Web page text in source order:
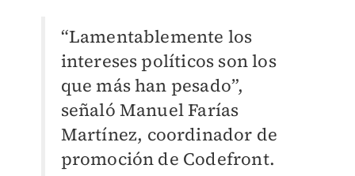
“Lamentablemente los
intereses políticos son los
que más han pesado”,
señaló Manuel Farías
Martínez, coordinador de
promoción de Codefront.